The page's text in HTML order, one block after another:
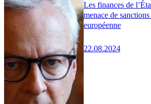
Les finances de
menace de
européenne
22.08.2024